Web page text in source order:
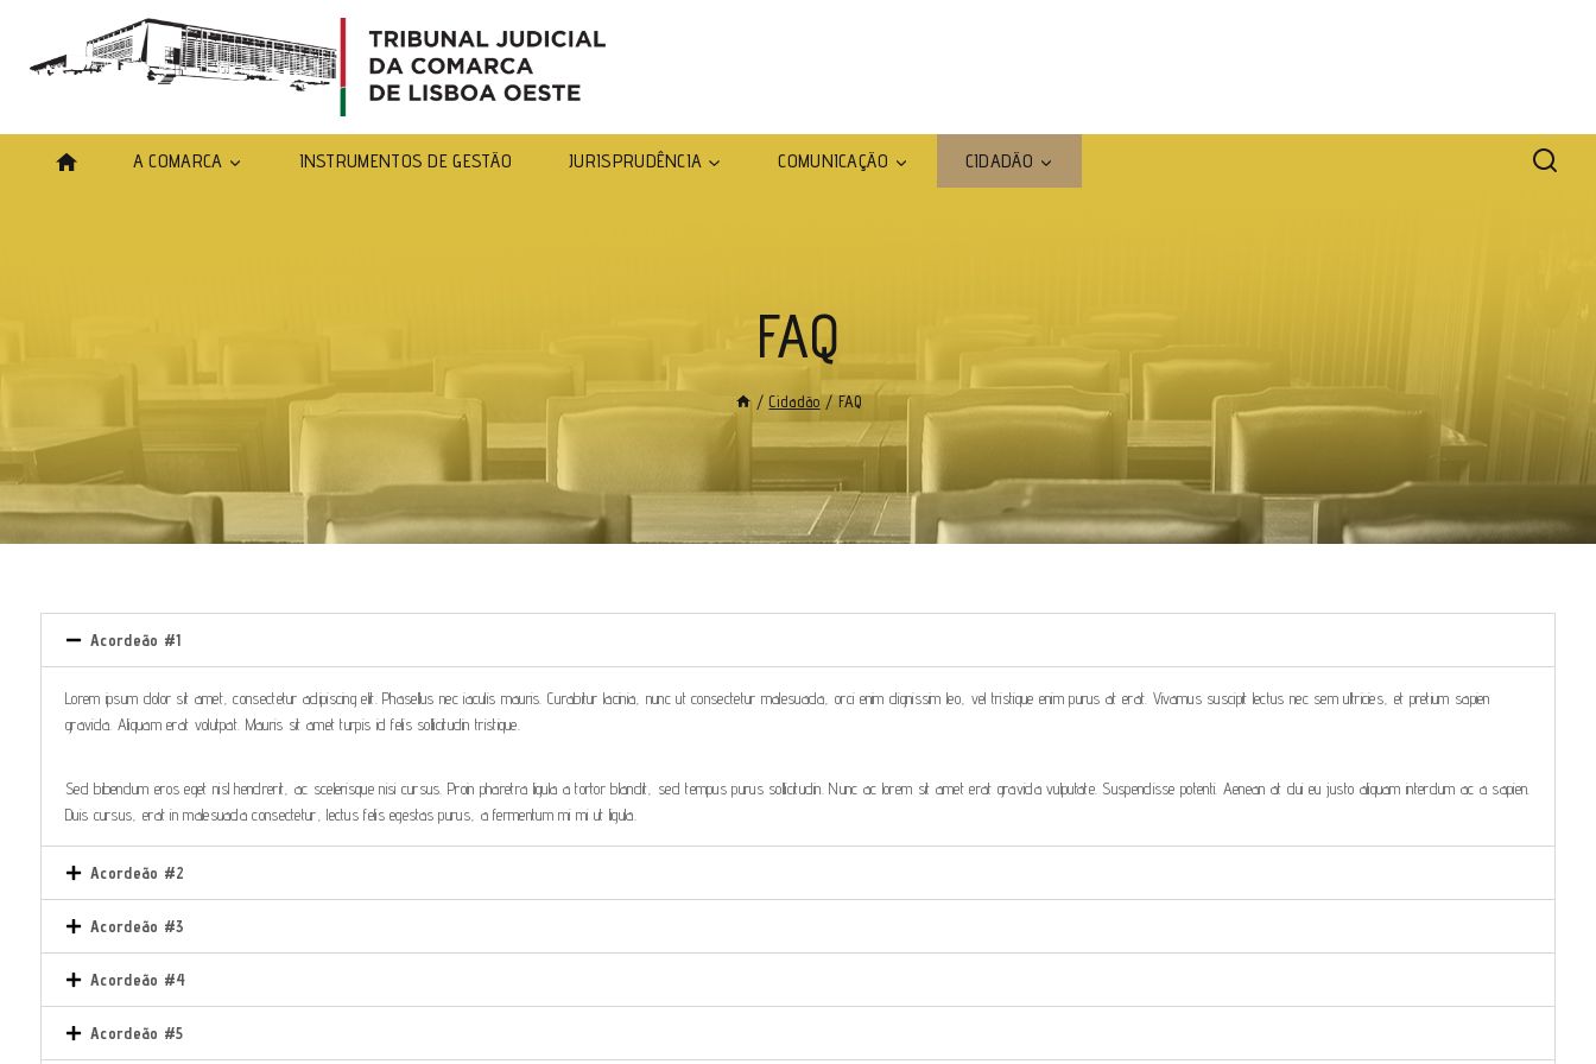
A COMARCA INSTRUMENTOS DE GESTÃO JURISPRUDÊNCIA COMUNICAÇÃO CIDADÃO
FAQ
/ Cidadão / FAQ
Acordeão #1
Lorem ipsum dolor sit amet, consectetur adipiscing elit. Phasellus nec iaculis mauris. Curabitur lacinia, nunc ut consectetur malesuada, orci enim dignissim leo, vel tristique enim purus at erat. Vivamus suscipit lectus nec sem ultricies, et pretium sapien
gravida. Aliquam erat volutpat. Mauris sit amet turpis id felis sollicitudin tristique.
Sed bibendum eros eget nisl hendrerit, ac scelerisque nisi cursus. Proin pharetra ligula a tortor blandit, sed tempus purus sollicitudin. Nunc ac lorem sit amet erat gravida vulputate. Suspendisse potenti. Aenean at dui eu justo aliquam interdum ac a sapien.
Duis cursus, erat in malesuada consectetur, lectus felis egestas purus, a fermentum mi mi ut ligula.
Acordeão #2
Acordeão #3
Acordeão #4
Acordeão #5